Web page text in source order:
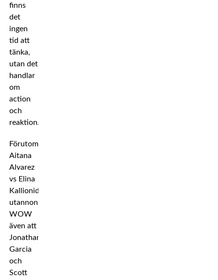
finns
det
ingen
tid att
tänka,
utan det
handlar
om
action
och
reaktion.
Förutom
Aitana
Alvarez
vs Elina
Kallionidou
utannonserade
WOW
även att
Jonathan
Garcia
och
Scott